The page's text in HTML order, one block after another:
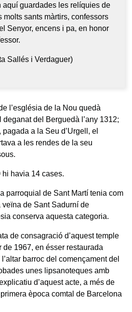
aquí guardades les relíquies de
molts sants màrtirs, confessors
Senyor, encens i pa, en honor
Sallés i Verdaguer)
l’església de la Nou quedà
del Berguedà l’any 1312;
a la Seu d’Urgell, el
a les rendes de la seu
hi havia 14 cases.
parroquial de Sant Martí tenia com
veïna de Sant Sadurní de
conserva aquesta categoria.
de consagració d’aquest temple
1967, en ésser restaurada
barroc del començament del
unes lipsanoteques amb
d’aquest acte, a més de
època comtal de Barcelona